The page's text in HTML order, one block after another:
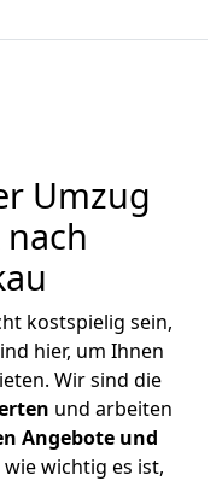
Umzug
kostspielig sein,
hier, um Ihnen
Wir sind die
und arbeiten
Angebote und
wichtig es ist,